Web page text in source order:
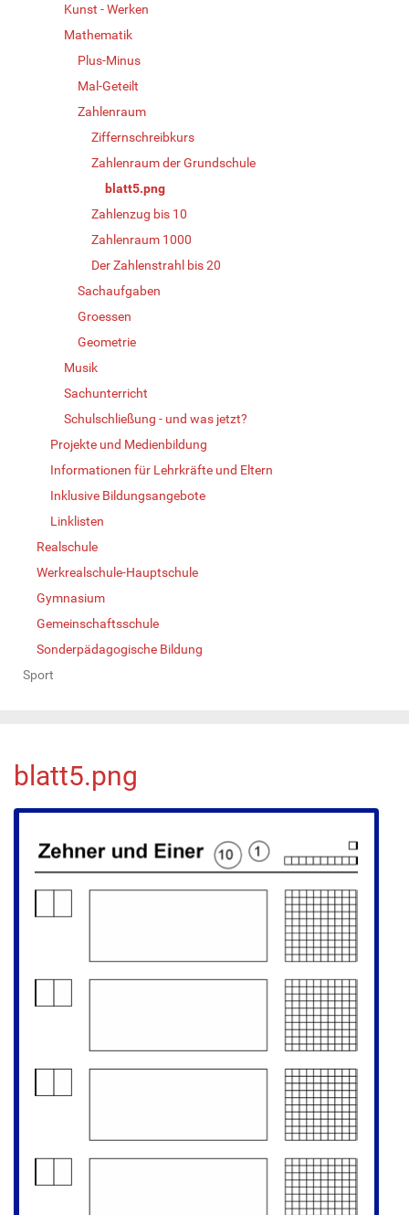
Kunst - Werken
Mathematik
Plus-Minus
Mal-Geteilt
Zahlenraum
Ziffernschreibkurs
Zahlenraum der Grundschule
blatt5.png
Zahlenzug bis 10
Zahlenraum 1000
Der Zahlenstrahl bis 20
Sachaufgaben
Groessen
Geometrie
Musik
Sachunterricht
Schulschließung - und was jetzt?
Projekte und Medienbildung
Informationen für Lehrkräfte und Eltern
Inklusive Bildungsangebote
Linklisten
Realschule
Werkrealschule-Hauptschule
Gymnasium
Gemeinschaftsschule
Sonderpädagogische Bildung
Sport
blatt5.png